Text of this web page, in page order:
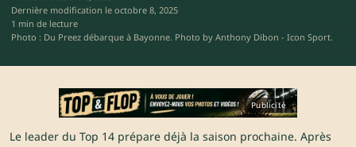
Dernière modification le octobre 8, 2025
1 min de lecture
Photo : Du Preez débarque à Bayonne. Photo by Anthony Dibon - Icon Sport.
Publicité
Le leader du Top 14 prépare déjà la saison prochaine. Après